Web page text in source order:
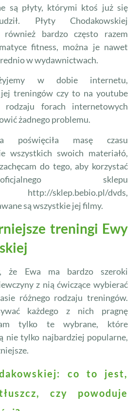
są płyty, którymi ktoś już się
Płyty Chodakowskiej
również bardzo często razem
fitness, można je nawet
w wydawnictwach.
w dobie internetu,
treningów czy to na youtube
forach internetowych
żadnego problemu.
poświęciła masę czasu
wszystkich swoich materiałó,
do tego, aby korzystać
sklepu
sklep.bebio.pl/dvds,
są wszystkie jej filmy.
treningi Ewy
że Ewa ma bardzo szeroki
z nią ćwiczące wybierać
różnego rodzaju treningów.
każdego z nich pragnę
tylko te wybrane, które
nie tylko najbardziej popularne,
co to jest,
czy powoduje